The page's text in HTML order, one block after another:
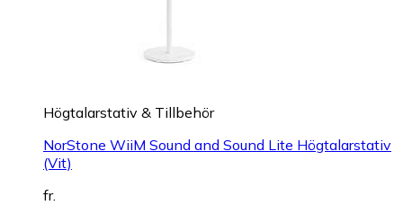
Högtalarstativ & Tillbehör
NorStone WiiM Sound and Sound Lite Högtalarstativ
(Vit)
fr.